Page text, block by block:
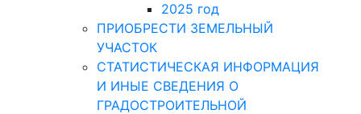
2025 год
ПРИОБРЕСТИ ЗЕМЕЛЬНЫЙ
УЧАСТОК
СТАТИСТИЧЕСКАЯ ИНФОРМАЦИЯ
И ИНЫЕ СВЕДЕНИЯ О
ГРАДОСТРОИТЕЛЬНОЙ